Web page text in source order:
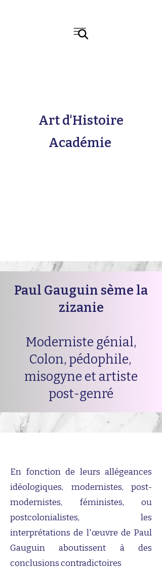
Art d'Histoire
Académie
Paul Gauguin sème la
zizanie
Moderniste génial,
Colon, pédophile,
misogyne et artiste
post-genré
En fonction de leurs allégeances
idéologiques, modernistes, post-
modernistes, féministes, ou
postcolonialistes, les
interprétations de l'œuvre de Paul
Gauguin aboutissent à des
conclusions contradictoires